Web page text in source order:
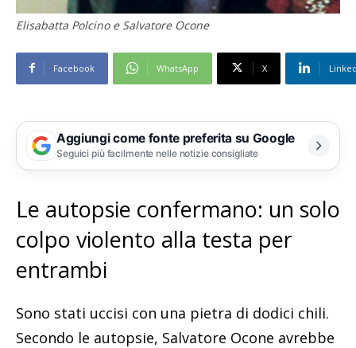
Elisabatta Polcino e Salvatore Ocone
Facebook WhatsApp X
Aggiungi come fonte preferita su Google
Seguici più facilmente nelle notizie consigliate
Le autopsie confermano: un solo
colpo violento alla testa per
entrambi
Sono stati uccisi con una pietra di dodici chili.
Secondo le autopsie, Salvatore Ocone avrebbe